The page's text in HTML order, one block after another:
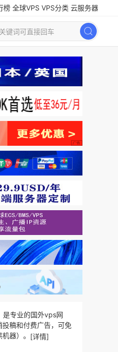
榜 全球VPS VPS分类 云服务器
是专业的国外vps网
稿和付费广告，可免
器）。 [详情]